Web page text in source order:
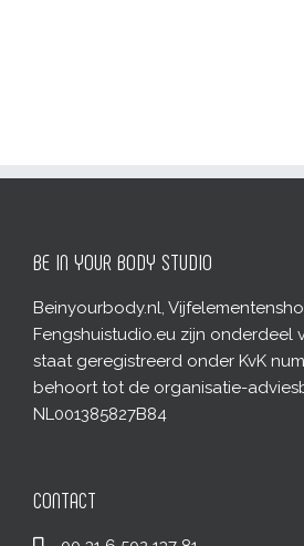
BE IN YOUR BODY STUDIO
Beinyourbody.nl,
Fengshuistudio.eu zijn onderdeel
staat geregistreerd onder KvK
behoort tot de organisatie-
NL001385827B84
CONTACT